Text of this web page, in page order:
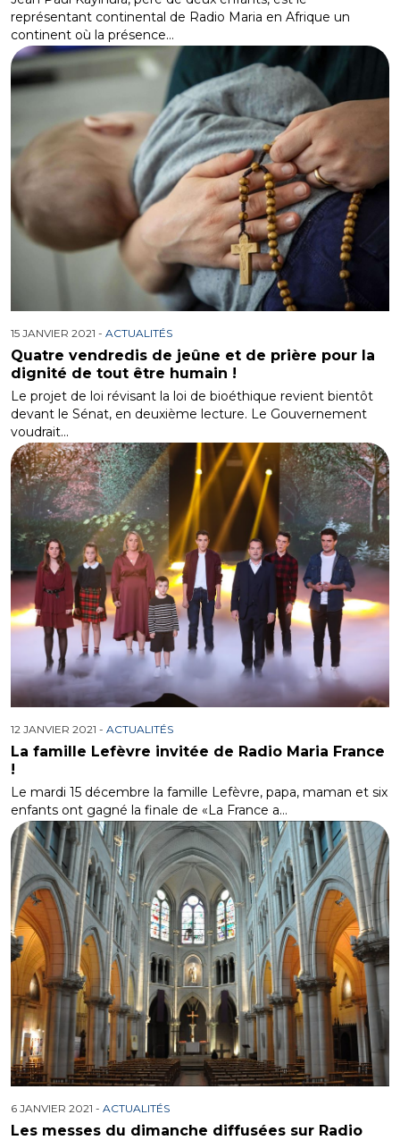
représentant continental de Radio Maria en Afrique un
continent où la présence…
15 JANVIER 2021 - ACTUALITÉS
Quatre vendredis de jeûne et de prière pour la
dignité de tout être humain !
Le projet de loi révisant la loi de bioéthique revient bientôt
devant le Sénat, en deuxième lecture. Le Gouvernement
voudrait…
12 JANVIER 2021 - ACTUALITÉS
La famille Lefèvre invitée de Radio Maria France
!
Le mardi 15 décembre la famille Lefèvre, papa, maman et six
enfants ont gagné la finale de «La France a…
6 JANVIER 2021 - ACTUALITÉS
Les messes du dimanche diffusées sur Radio